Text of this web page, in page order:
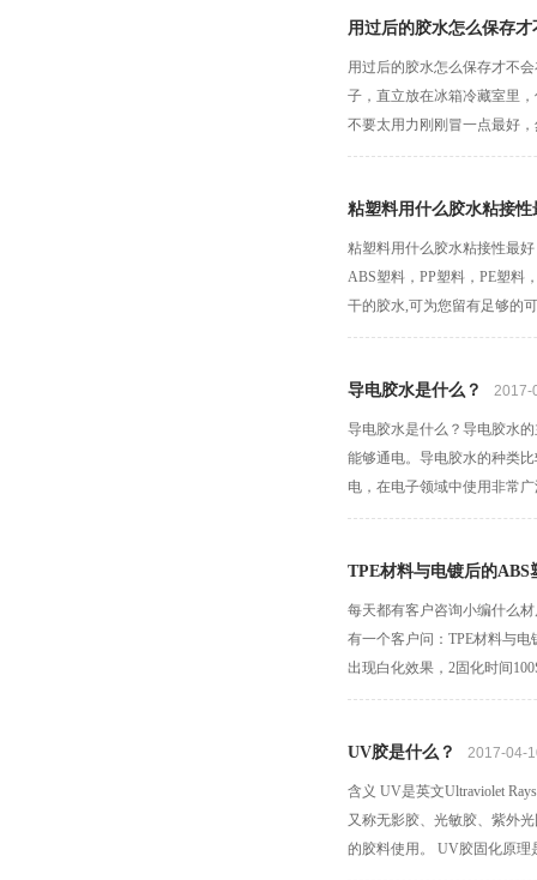
用过后的胶水怎么保存
用过后的胶水怎么保存才不
子，直立放在冰箱冷藏室里
不要太用力刚刚冒一点最好
粘塑料用什么胶水粘接性
粘塑料用什么胶水粘接性最
ABS塑料，PP塑料，PE塑料
干的胶水,可为您留有足够的
导电胶水是什么？ 2017-
导电胶水是什么？导电胶水
能够通电。导电胶水的种类
电，在电子领域中使用非常
TPE材料与电镀后的
每天都有客户咨询小编什么
有一个客户问：TPE材料与
出现白化效果，2固化时间
UV胶是什么？ 2017-04-
含义 UV是英文Ultraviolet
又称无影胶、光敏胶、紫外
的胶料使用。 UV胶固化原